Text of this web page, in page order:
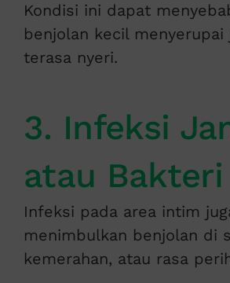
Kondisi ini dapat
benjolan kecil
terasa nyeri.
3. Infeksi
atau Bakteri
Infeksi pada area intim
menimbulkan benjolan di
kemerahan, atau rasa